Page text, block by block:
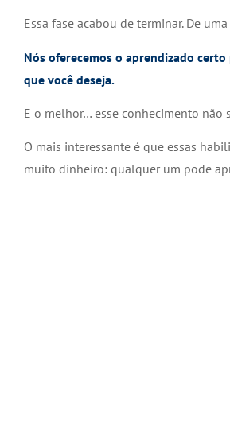
Essa fase acabou de terminar. De
Nós oferecemos o aprendizado
que você deseja.
E o melhor… esse conhecimento não
O mais interessante é que essas
muito dinheiro: qualquer um pode